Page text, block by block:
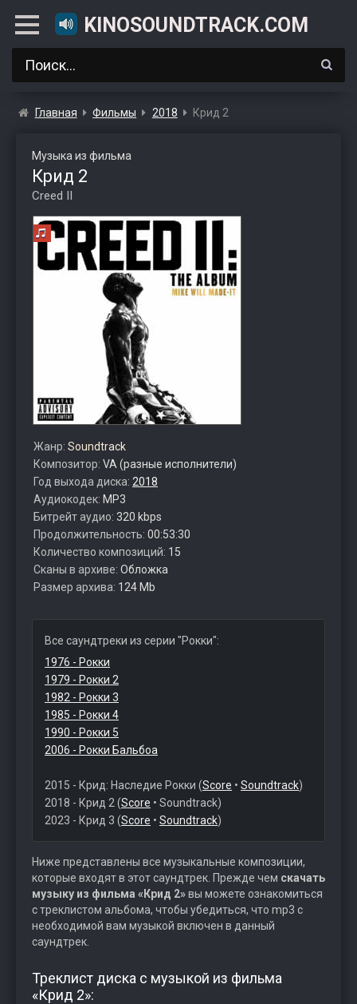
KINOSOUNDTRACK.COM
Главная Фильмы 2018 Крид 2
Музыка из фильма
Крид 2
Creed II
Жанр: Soundtrack
Композитор: VA (разные исполнители)
Год выхода диска: 2018
Аудиокодек: MP3
Битрейт аудио: 320 kbps
Продолжительность: 00:53:30
Количество композиций: 15
Сканы в архиве: Обложка
Размер архива: 124 Mb
Все саундтреки из серии "Рокки":
1976 - Рокки
1979 - Рокки 2
1982 - Рокки 3
1985 - Рокки 4
1990 - Рокки 5
2006 - Рокки Бальбоа
2015 - Крид: Наследие Рокки (Score • Soundtrack)
2018 - Крид 2 (Score • Soundtrack)
2023 - Крид 3 (Score • Soundtrack)
Ниже представлены все музыкальные композиции,
которые входят в этот саундтрек. Прежде чем скачать
музыку из фильма «Крид 2»вы можете ознакомиться
с треклистом альбома, чтобы убедиться, что mp3 с
необходимой вам музыкой включен в данный
саундтрек.
Треклист диска с музыкой из фильма
«Крид 2»: